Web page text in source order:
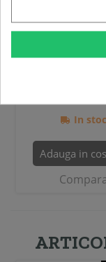
inSPORTline Slam
In stoc
Adauga in cos